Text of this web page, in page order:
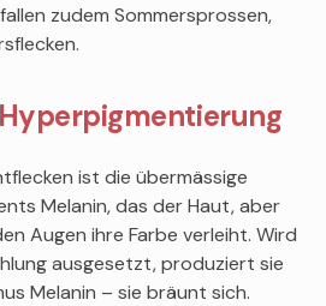
zudem Sommersprossen,
ist die übermässige
Melanin, das der Haut, aber
Augen ihre Farbe verleiht. Wird
ausgesetzt, produziert sie
Melanin – sie bräunt sich.